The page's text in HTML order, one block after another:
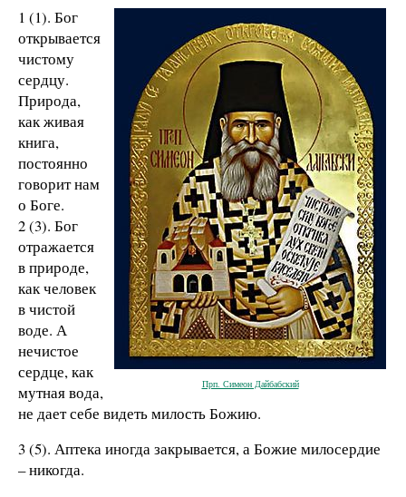
Прп. Симеон Дайбабский
1 (1). Бог
открывается
чистому
сердцу.
Природа,
как живая
книга,
постоянно
говорит нам
о Боге.
2 (3). Бог
отражается
в природе,
как человек
в чистой
воде. А
нечистое
сердце, как
мутная вода,
не дает себе видеть милость Божию.
3 (5). Аптека иногда закрывается, а Божие милосердие
– никогда.